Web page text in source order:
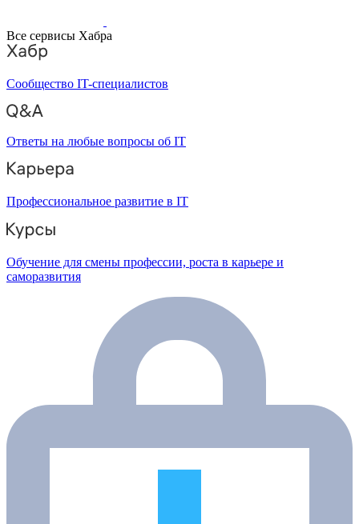
Все сервисы Хабра
Сообщество IT-специалистов
Ответы на любые вопросы об IT
Профессиональное развитие в IT
Обучение для смены профессии, роста в карьере и
саморазвития